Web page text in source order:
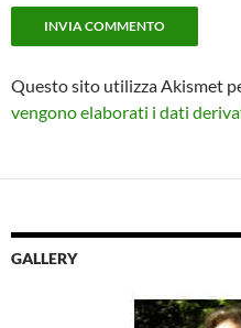
Questo sito utilizza Akismet
vengono elaborati i dati
GALLERY